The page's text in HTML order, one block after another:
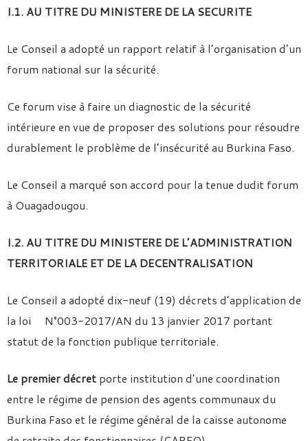
I.1. AU TITRE DU MINISTERE DE LA SECURITE
Le Conseil a adopté un rapport relatif à l’organisation d’un
forum national sur la sécurité.
Ce forum vise à faire un diagnostic de la sécurité
intérieure en vue de proposer des solutions pour résoudre
durablement le problème de l’insécurité au Burkina Faso.
Le Conseil a marqué son accord pour la tenue dudit forum
à Ouagadougou.
I.2. AU TITRE DU MINISTERE DE L’ADMINISTRATION
TERRITORIALE ET DE LA DECENTRALISATION
Le Conseil a adopté dix-neuf (19) décrets d’application de
la loi N°003-2017/AN du 13 janvier 2017 portant
statut de la fonction publique territoriale.
Le premier décret porte institution d’une coordination
entre le régime de pension des agents communaux du
Burkina Faso et le régime général de la caisse autonome